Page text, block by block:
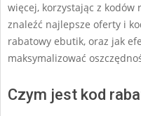
więcej, korzystając z kodów
znaleźć najlepsze oferty i
rabatowy ebutik, oraz jak
maksymalizować
Czym jest kod